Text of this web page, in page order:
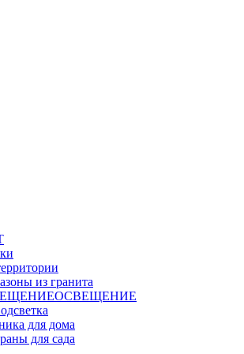
из гранита
ОСВЕЩЕНИЕ
для дома
для сада